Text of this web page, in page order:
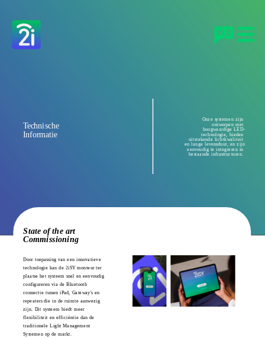
Onze systemen zijn
ontworpen met
hoogwaardige LED-
technologie, bieden
uitstekende lichtkwaliteit
en lange levensduur, en zijn
eenvoudig te integreren in
bestaande infrastructuren.
Technische
Informatie
State of the art
Commissioning
Door toepassing van een innovatieve
technologie kan de 2iSY monteur ter
plaatse het systeem snel en eenvoudig
configureren via de Bluetooth
connectie tussen iPad, Gateway's en
repeaters die in de ruimte aanwezig
zijn. Dit systeem biedt meer
flexibiliteit en efficiëntie dan de
traditionele Light Management
Systemen op de markt.